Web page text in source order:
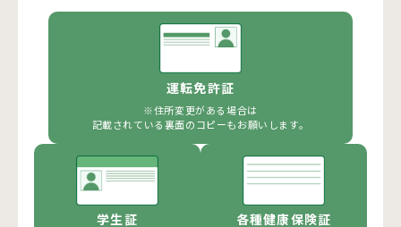
運転免許証
※住所変更がある場合は
記載されている裏面のコピーもお願いします。
学生証 各種健康保険証